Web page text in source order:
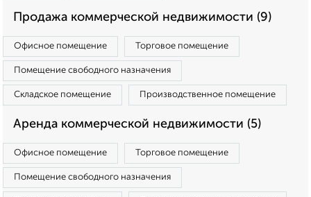
Продажа коммерческой недвижимости (9)
Офисное помещение Торговое помещение
Помещение свободного назначения
Складское помещение Производственное помещение
Аренда коммерческой недвижимости (5)
Офисное помещение Торговое помещение
Помещение свободного назначения